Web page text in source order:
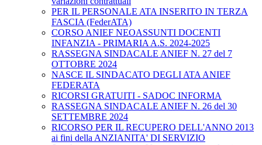
PER IL PERSONALE ATA INSERITO IN TERZA
FASCIA (FederATA)
CORSO ANIEF NEOASSUNTI DOCENTI
INFANZIA - PRIMARIA A.S. 2024-2025
RASSEGNA SINDACALE ANIEF N. 27 del 7
OTTOBRE 2024
NASCE IL SINDACATO DEGLI ATA ANIEF
FEDERATA
RICORSI GRATUITI - SADOC INFORMA
RASSEGNA SINDACALE ANIEF N. 26 del 30
SETTEMBRE 2024
RICORSO PER IL RECUPERO DELL'ANNO 2013
ai fini della ANZIANITA' DI SERVIZIO